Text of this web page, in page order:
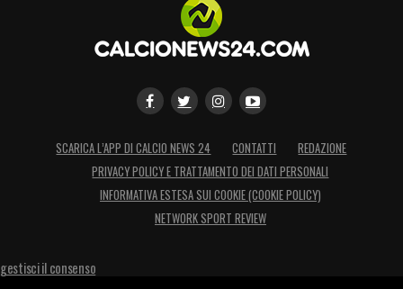
SCARICA L’APP DI CALCIO NEWS 24 CONTATTI
REDAZIONE
PRIVACY POLICY E TRATTAMENTO DEI DATI PERSONALI
INFORMATIVA ESTESA SUI COOKIE (COOKIE POLICY)
NETWORK SPORT REVIEW
gestisci il consenso